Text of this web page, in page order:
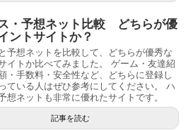
・予想ネット比較 どちらが優
ントサイトか？
予想ネットを比較して、どちらが優秀な
イトか比べてみました。 ゲーム・友達紹
・手数料・安全性など、どちらに登録し
ている人はぜひ参考にしてください。 ハ
想ネットも非常に優れたサイトです。
記事を読む